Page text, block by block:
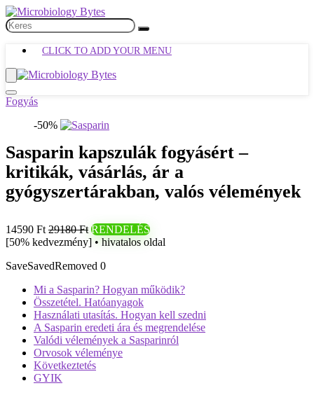
CLICK TO ADD YOUR MENU
Fogyás
-50%
Sasparin kapszulák fogyásért –
kritikák, vásárlás, ár a
gyógyszertárakban, valós vélemények
14590 Ft 29180 Ft RENDELÉS
[50% kedvezmény] • hivatalos oldal
SaveSavedRemoved 0
Mi a Sasparin? Hogyan működik?
Összetétel. Hatóanyagok
Használati utasítás. Hogyan kell szedni
A Sasparin eredeti ára és megrendelése
Valódi vélemények a Sasparinról
Orvosok véleménye
Következtetés
GYIK